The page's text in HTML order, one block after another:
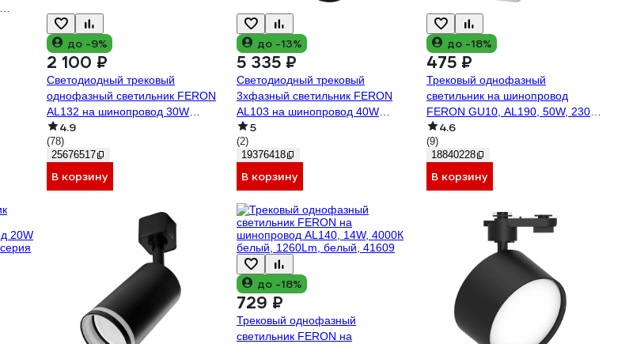
до -9%
2 100 ₽
Светодиодный трековый
однофазный светильник FERON
AL132 на шинопровод 30W
4000K 120 градусов черный
48382
4.9
(78)
25676517
В корзину
до -13%
5 335 ₽
Светодиодный трековый
3хфазный светильник FERON
AL103 на шинопровод 40W
4000K черный, 41604
5
(2)
19376418
В корзину
до -18%
475 ₽
Трековый однофазный
светильник на шинопровод
FERON GU10, AL190, 50W, 230V,
белый 41589
4.6
(9)
18840228
В корзину
до -18%
729 ₽
Трековый однофазный
светильник FERON на